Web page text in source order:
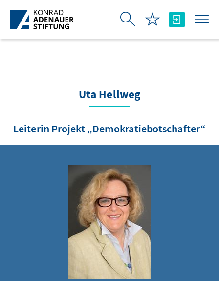
Skip to Main Content
Uta Hellweg
Leiterin Projekt „Demokratiebotschafter“